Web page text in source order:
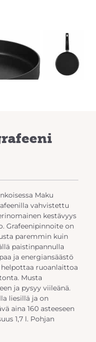
Maku
vahvistettu
kestävyys
Grafeenipinnoite on
paremmin kuin
paistinpannulla
ja energiansäästö
ruoanlaittoa
Musta
ja pysyy viileänä.
liesillä ja on
aina 160 asteeseen
1,7 l. Pohjan